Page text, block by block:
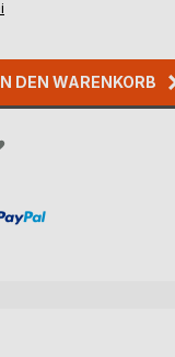
DEN WARENKORB